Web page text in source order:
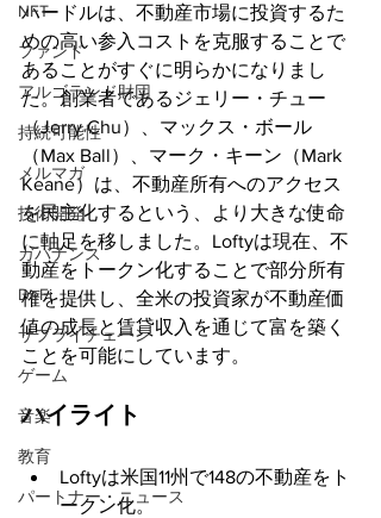
NFT
ファンド
アルゴランド財団
持続可能性
メルマガ
技術開発
ガバナンス
DeFi
サプライチェーン
ゲーム
音楽
教育
パートナー・ニュース
ハードルは、不動産市場に投資するた
めの高い参入コストを克服することで
あることがすぐに明らかになりまし
た。創業者であるジェリー・チュー
（Jerry Chu）、マックス・ボール
（Max Ball）、マーク・キーン（Mark
Keane）は、不動産所有へのアクセス
を民主化するという、より大きな使命
に軸足を移しました。Loftyは現在、不
動産をトークン化することで部分所有
権を提供し、全米の投資家が不動産価
値の成長と賃貸収入を通じて富を築く
ことを可能にしています。
ハイライト
Loftyは米国11州で148の不動産をト
ークン化。